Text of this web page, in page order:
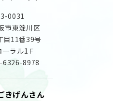
0031
市東淀川区
目11番39号
ーラル1Ｆ
6326-8978
きげんさん